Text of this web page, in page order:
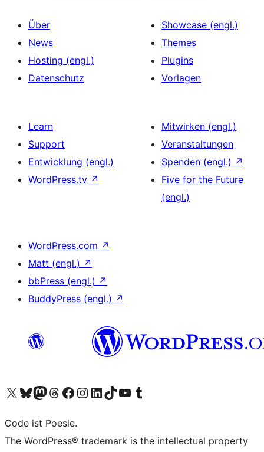
Über
News
Hosting (engl.)
Datenschutz
Showcase (engl.)
Themes
Plugins
Vorlagen
Learn
Support
Entwicklung (engl.)
WordPress.tv ↗
Mitwirken (engl.)
Veranstaltungen
Spenden (engl.) ↗
Five for the Future
(engl.)
WordPress.com ↗
Matt (engl.) ↗
bbPress (engl.) ↗
BuddyPress (engl.) ↗
Unser X-Konto (früher Twitter) besuchen
Unser Bluesky-Konto besuchen
Unser Mastodon-Konto besuchen
Unser Threads-Konto besuchen
Unsere Facebook-Seite besuchen
Unser Instagram-Konto besuchen
Unser LinkedIn-Konto besuchen
Unser TikTok-Konto besuchen
Unseren YouTube-Kanal besuchen
Unser Tumblr-Konto besuchen
Code ist Poesie.
The WordPress® trademark is the intellectual property